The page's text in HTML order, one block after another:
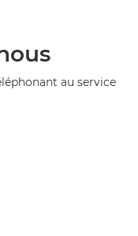
au service